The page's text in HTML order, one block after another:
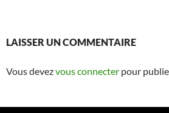
LAISSER UN COMMENTAIRE
Vous devezvous connecter pour